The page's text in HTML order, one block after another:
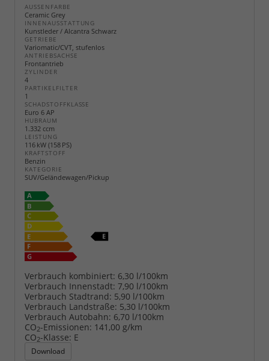
AUSSENFARBE
Ceramic Grey
INNENAUSSTATTUNG
Kunstleder / Alcantra Schwarz
GETRIEBE
Variomatic/CVT, stufenlos
ANTRIEBSACHSE
Frontantrieb
ZYLINDER
4
PARTIKELFILTER
1
SCHADSTOFFKLASSE
Euro 6 AP
HUBRAUM
1.332 ccm
LEISTUNG
116 kW (158 PS)
KRAFTSTOFF
Benzin
KATEGORIE
SUV/Geländewagen/Pickup
Verbrauch kombiniert: 6,30 l/100km
Verbrauch Innenstadt: 7,90 l/100km
Verbrauch Stadtrand: 5,90 l/100km
Verbrauch Landstraße: 5,30 l/100km
Verbrauch Autobahn: 6,70 l/100km
CO2-Emissionen: 141,00 g/km
CO2-Klasse: E
Download